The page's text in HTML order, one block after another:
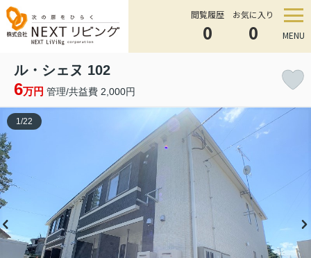
閲覧履歴
0
お気に入り
0 MENU
ル・シェヌ 102
6万円 管理/共益費 2,000円
1/22